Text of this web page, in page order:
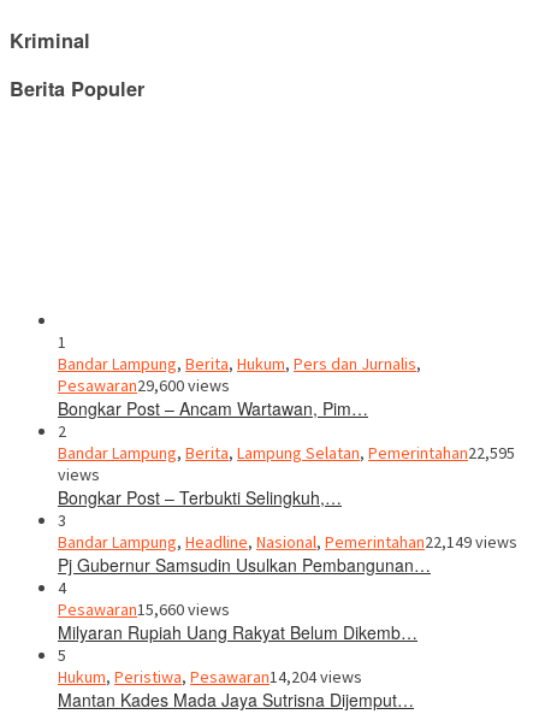
Kriminal
Berita Populer
1
Bandar Lampung, Berita, Hukum, Pers dan Jurnalis,
Pesawaran29,600 views
Bongkar Post – Ancam Wartawan, Pim…
2
Bandar Lampung, Berita, Lampung Selatan, Pemerintahan22,595
views
Bongkar Post – Terbukti Selingkuh,…
3
Bandar Lampung, Headline, Nasional, Pemerintahan22,149 views
Pj Gubernur Samsudin Usulkan Pembangunan…
4
Pesawaran15,660 views
Milyaran Rupiah Uang Rakyat Belum Dikemb…
5
Hukum, Peristiwa, Pesawaran14,204 views
Mantan Kades Mada Jaya Sutrisna Dijemput…